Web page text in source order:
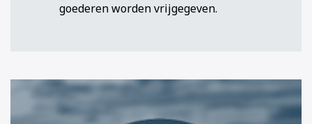
goederen worden vrijgegeven.